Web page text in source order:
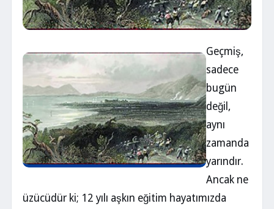
Geçmiş,
sadece
bugün
değil,
aynı
zamanda
yarındır.
Ancak ne
üzücüdür ki; 12 yılı aşkın eğitim hayatımızda